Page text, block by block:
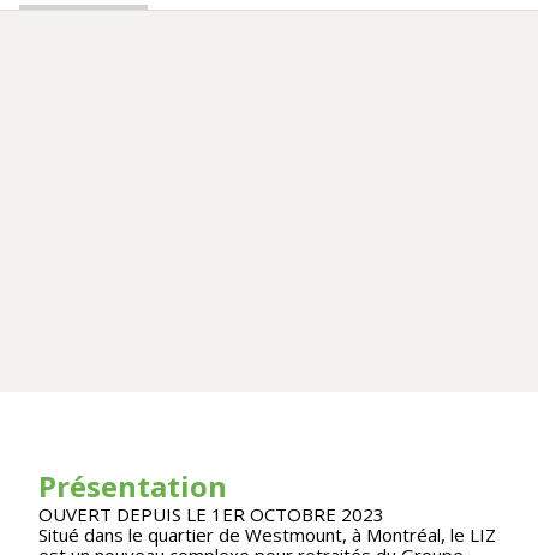
Présentation
OUVERT DEPUIS LE 1ER OCTOBRE 2023
Situé dans le quartier de Westmount, à Montréal, le LIZ